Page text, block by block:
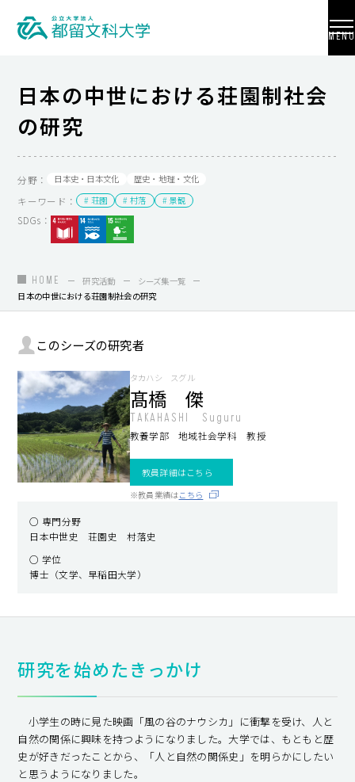
MENU
大学紹介
学部・学科・大学院
地域連携
国際交流
研究活動
キャンパスライフ
就職・キャリア支援
日本の中世における荘園制社会
の研究
分野： 日本史・日本文化 歴史・地理・文化
キーワード： # 荘園 # 村落 # 景観
SDGs：
HOME 研究活動
シーズ集一覧
日本の中世における荘園制社会の研究
このシーズの研究者
タカハシ スグル
髙橋 傑
TAKAHASHI Suguru
教養学部 地域社会学科 教授
教員詳細はこちら
※教員業績はこちら
○ 専門分野
日本中世史 荘園史 村落史
○ 学位
博士（文学、早稲田大学）
研究を始めたきっかけ
小学生の時に見た映画「風の谷のナウシカ」に衝撃を受け、人と
自然の関係に興味を持つようになりました。大学では、もともと歴
史が好きだったことから、「人と自然の関係史」を明らかにしたい
と思うようになりました。